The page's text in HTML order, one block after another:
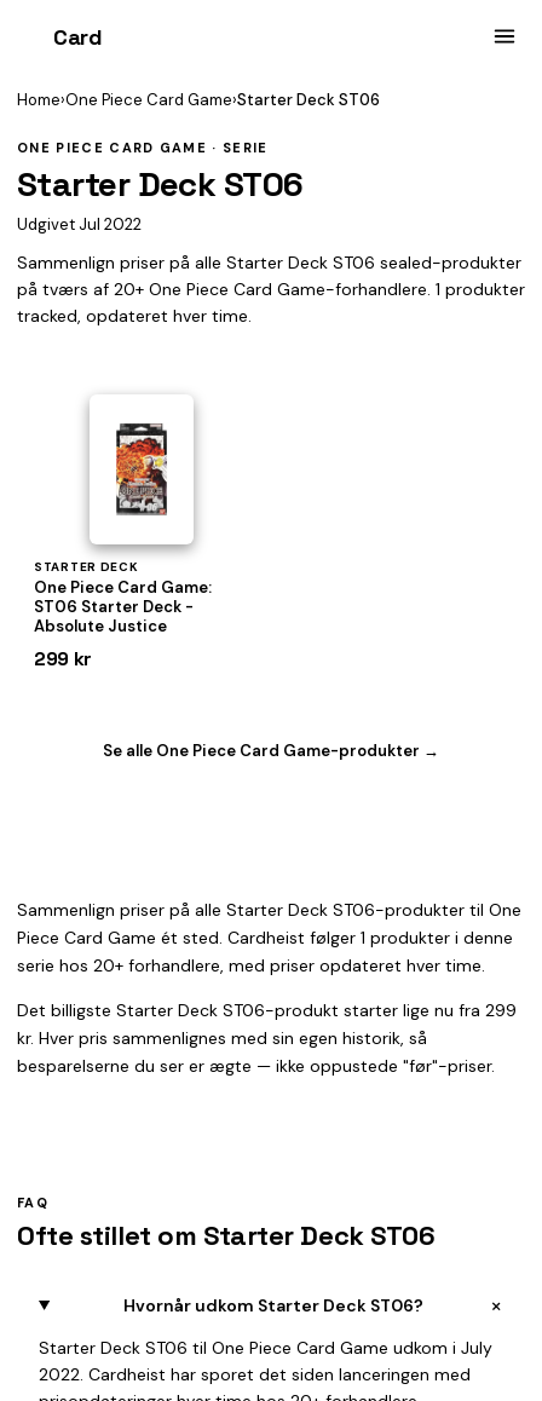
Card
Home›One Piece Card Game›Starter Deck ST06
ONE PIECE CARD GAME · SERIE
Starter Deck ST06
Udgivet Jul 2022
Sammenlign priser på alle Starter Deck ST06 sealed-produkter
på tværs af 20+ One Piece Card Game-forhandlere. 1 produkter
tracked, opdateret hver time.
STARTER DECK
One Piece Card Game:
ST06 Starter Deck -
Absolute Justice
299 kr
Se alle One Piece Card Game-produkter →
Sammenlign priser på alle Starter Deck ST06-produkter til One
Piece Card Game ét sted. Cardheist følger 1 produkter i denne
serie hos 20+ forhandlere, med priser opdateret hver time.
Det billigste Starter Deck ST06-produkt starter lige nu fra 299
kr. Hver pris sammenlignes med sin egen historik, så
besparelserne du ser er ægte — ikke oppustede "før"-priser.
FAQ
Ofte stillet om Starter Deck ST06
Hvornår udkom Starter Deck ST06? +
Starter Deck ST06 til One Piece Card Game udkom i July
2022. Cardheist har sporet det siden lanceringen med